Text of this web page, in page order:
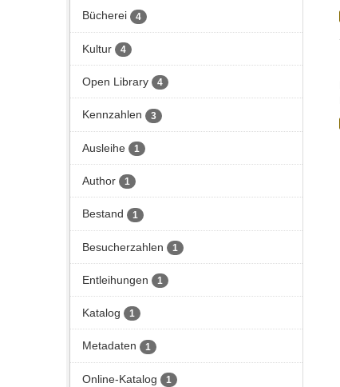
Bücherei 4
Kultur 4
Open Library 4
Kennzahlen 3
Ausleihe 1
Author 1
Bestand 1
Besucherzahlen 1
Entleihungen 1
Katalog 1
Metadaten 1
Online-Katalog 1